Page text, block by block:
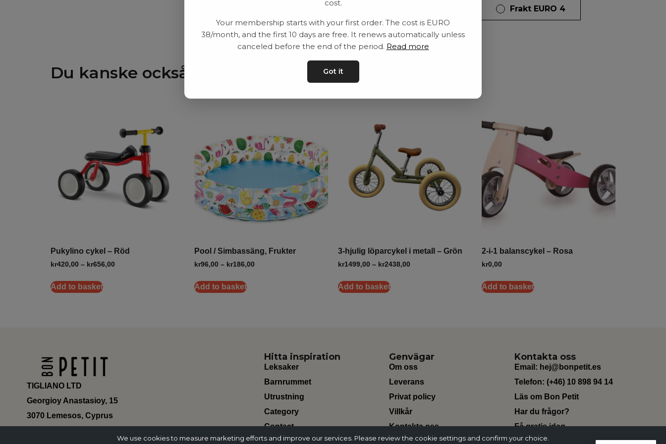
Frakt EURO 4
Du kanske också gillar
Pukylino cykel – Röd
kr420,00 – kr656,00
Add to basket
Pool / Simbassäng, Frukter
kr96,00 – kr186,00
Add to basket
3-hjulig löparcykel i metall – Grön
kr1499,00 – kr2438,00
Add to basket
2-i-1 balanscykel – Rosa
kr0,00
Add to basket
TIGLIANO LTD
Georgioy Anastasioy, 15
3070 Lemesos, Cyprus
Hitta inspiration
Leksaker
Barnrummet
Utrustning
Category
Contact
Genvägar
Om oss
Leverans
Privat policy
Villkår
Kontakta oss
Kontakta oss
Email: hej@bonpetit.es
Telefon: (+46) 10 898 94 14
Läs om Bon Petit
Har du frågor?
Få gratis idag
Change Currency
cost.
Your membership starts with your first order. The cost is EURO
38/month, and the first 10 days are free. It renews automatically unless
canceled before the end of the period. Read more
Got it
We use cookies to measure marketing efforts and improve our services. Please review the cookie settings and confirm your choice.